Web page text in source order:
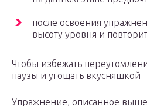
после освоения
высоту уровня и
Чтобы избежать
паузы и угощать вкусняшкой
Упражнение, описанное